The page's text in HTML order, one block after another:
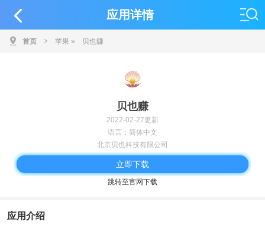
应用详情
首页 > 苹果 » 贝也赚
贝也赚
2022-02-27更新
语言：简体中文
北京贝也科技有限公司
立即下载
跳转至官网下载
应用介绍